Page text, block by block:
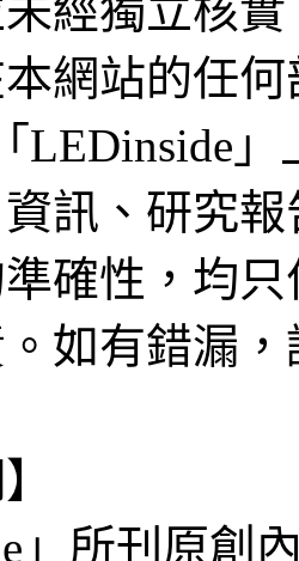
經獨立核
網站的任
LEDinside
訊、研究
確性，均
如有錯漏
」所刊原創